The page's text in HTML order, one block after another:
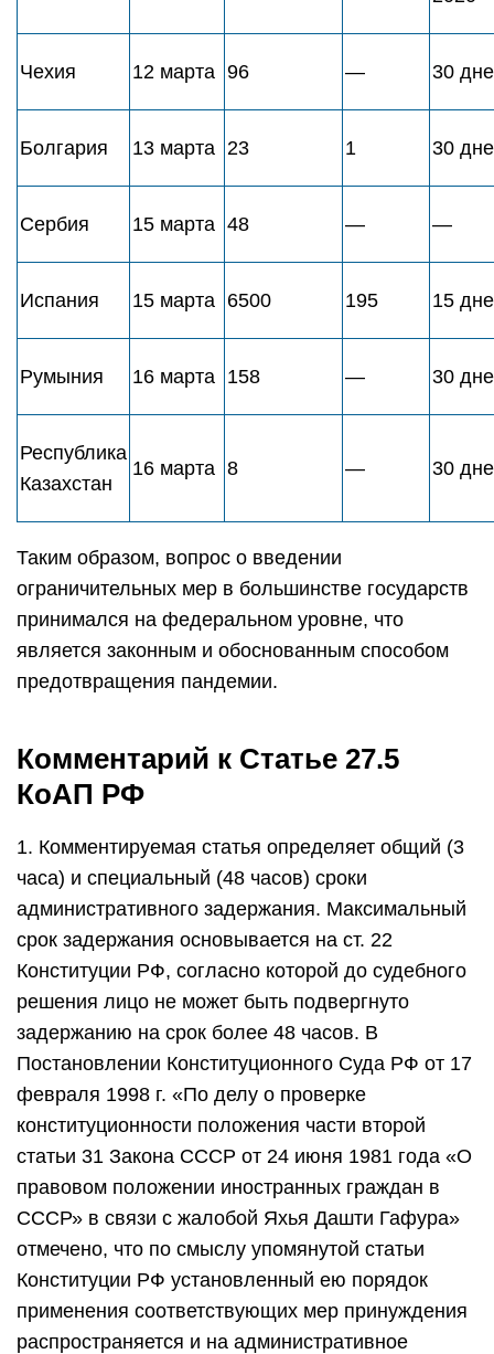
Чехия 12 марта 96 — 30
Болгария 13 марта 23 1 30
Сербия 15 марта 48 — —
Испания 15 марта 6500 195 15
Румыния 16 марта 158 — 30
Республика
Казахстан
16 марта 8 — 30
Таким образом, вопрос о введении
ограничительных мер в большинстве государств
принимался на федеральном уровне, что
является законным и обоснованным способом
предотвращения пандемии.
Комментарий к Статье 27.5
КоАП РФ
1. Комментируемая статья определяет общий (3
часа) и специальный (48 часов) сроки
административного задержания. Максимальный
срок задержания основывается на ст. 22
Конституции РФ, согласно которой до судебного
решения лицо не может быть подвергнуто
задержанию на срок более 48 часов. В
Постановлении Конституционного Суда РФ от 17
февраля 1998 г. «По делу о проверке
конституционности положения части второй
статьи 31 Закона СССР от 24 июня 1981 года «О
правовом положении иностранных граждан в
СССР» в связи с жалобой Яхья Дашти Гафура»
отмечено, что по смыслу упомянутой статьи
Конституции РФ установленный ею порядок
применения соответствующих мер принуждения
распространяется и на административное